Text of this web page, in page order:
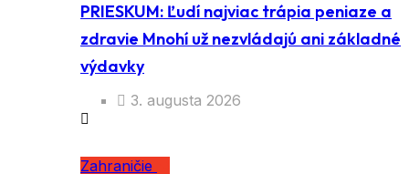
PRIESKUM: Ľudí najviac trápia peniaze a
zdravie Mnohí už nezvládajú ani základné
výdavky
3. augusta 2026
Zahraničie